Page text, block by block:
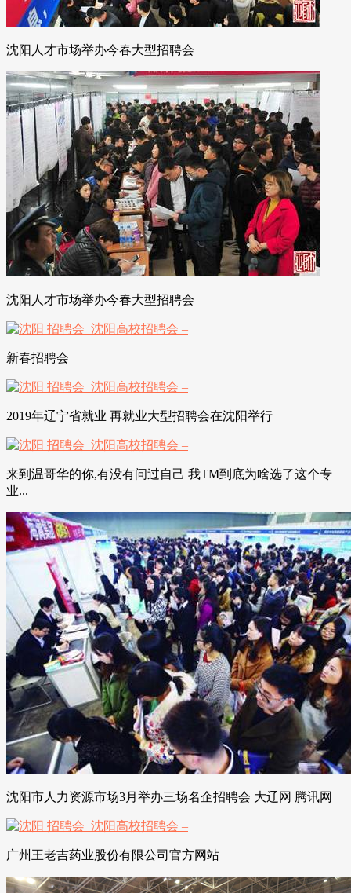
沈阳人才市场举办今春大型招聘会
沈阳人才市场举办今春大型招聘会
新春招聘会
2019年辽宁省就业 再就业大型招聘会在沈阳举行
来到温哥华的你,有没有问过自己 我TM到底为啥选了这个专
业...
沈阳市人力资源市场3月举办三场名企招聘会 大辽网 腾讯网
广州王老吉药业股份有限公司官方网站